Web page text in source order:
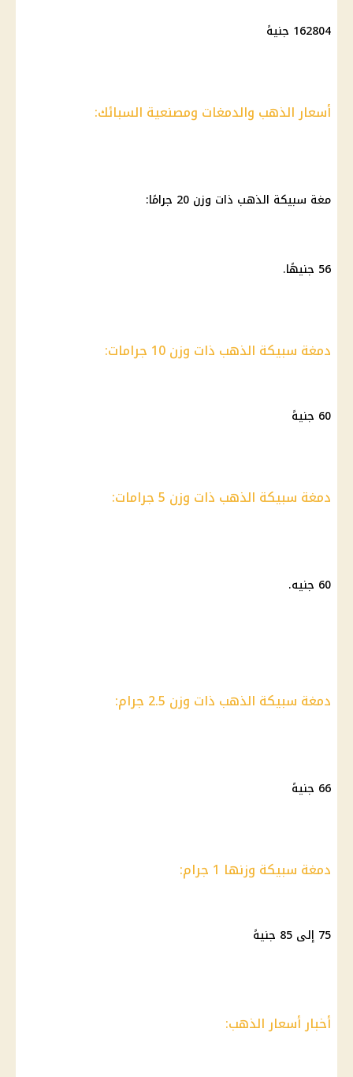
162804 جنيهً
أسعار الذهب والدمغات ومصنعية السبائك:
مغة سبيكة الذهب ذات وزن 20 جرامًا:
56 جنيهًا.
دمغة سبيكة الذهب ذات وزن 10 جرامات:
60 جنيهً
دمغة سبيكة الذهب ذات وزن 5 جرامات:
60 جنيه.
دمغة سبيكة الذهب ذات وزن 2.5 جرام:
66 جنيهً
دمغة سبيكة وزنها 1 جرام:
75 إلى 85 جنيهً
أخبار أسعار الذهب: